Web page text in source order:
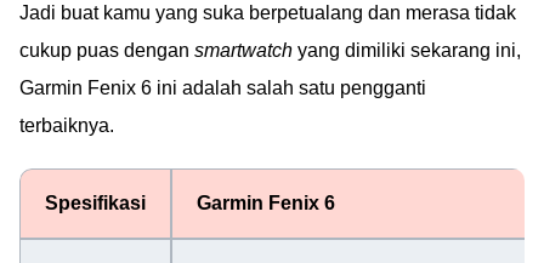
Jadi buat kamu yang suka berpetualang dan merasa tidak
cukup puas dengan smartwatch yang dimiliki sekarang ini,
Garmin Fenix 6 ini adalah salah satu pengganti
terbaiknya.
Spesifikasi Garmin Fenix 6